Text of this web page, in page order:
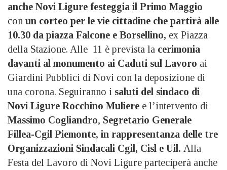
anche Novi Ligure festeggia il Primo Maggio
con un corteo per le vie cittadine che partirà alle
10.30 da piazza Falcone e Borsellino, ex Piazza
della Stazione. Alle 11 è prevista la cerimonia
davanti al monumento ai Caduti sul Lavoro ai
Giardini Pubblici di Novi con la deposizione di
una corona. Seguiranno i saluti del sindaco di
Novi Ligure Rocchino Muliere e l’intervento di
Massimo Cogliandro, Segretario Generale
Fillea-Cgil Piemonte, in rappresentanza delle tre
Organizzazioni Sindacali Cgil, Cisl e Uil. Alla
Festa del Lavoro di Novi Ligure parteciperà anche